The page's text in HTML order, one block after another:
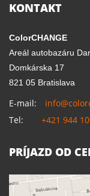
KONTAKT
ColorCHANGE
Areál autobazáru
Domkárska 17
821 05 Bratislava
E-mail:
Tel:
+421 944
PRÍJAZD OD